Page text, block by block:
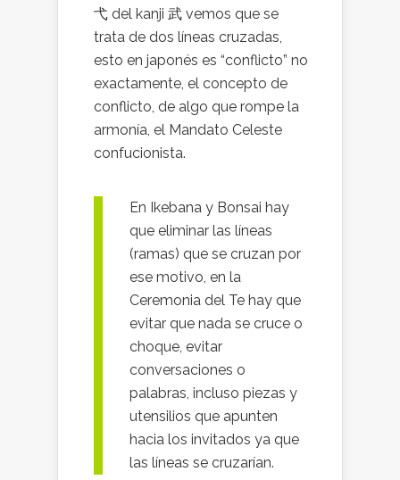
弋 del kanji 武 vemos que se
trata de dos líneas cruzadas,
esto en japonés es “conflicto” no
exactamente, el concepto de
conflicto, de algo que rompe la
armonía, el Mandato Celeste
confucionista.
En Ikebana y Bonsai hay
que eliminar las líneas
(ramas) que se cruzan por
ese motivo, en la
Ceremonia del Te hay que
evitar que nada se cruce o
choque, evitar
conversaciones o
palabras, incluso piezas y
utensilios que apunten
hacia los invitados ya que
las líneas se cruzarían.